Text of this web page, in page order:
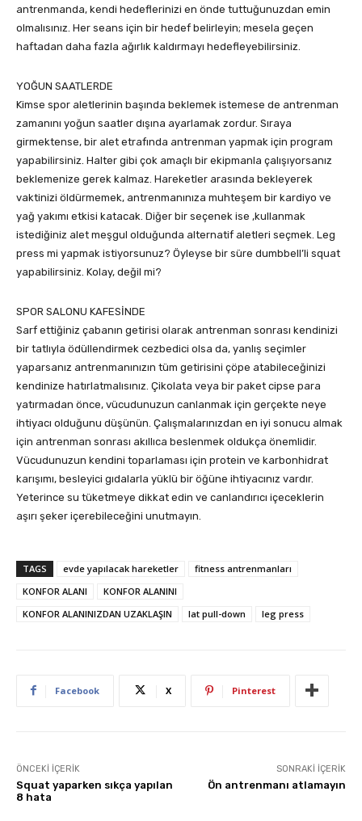
antrenmanda, kendi hedeflerinizi en önde tuttuğunuzdan emin
olmalısınız. Her seans için bir hedef belirleyin; mesela geçen
haftadan daha fazla ağırlık kaldırmayı hedefleyebilirsiniz.
YOĞUN SAATLERDE
Kimse spor aletlerinin başında beklemek istemese de antrenman
zamanını yoğun saatler dışına ayarlamak zordur. Sıraya
girmektense, bir alet etrafında antrenman yapmak için program
yapabilirsiniz. Halter gibi çok amaçlı bir ekipmanla çalışıyorsanız
beklemenize gerek kalmaz. Hareketler arasında bekleyerek
vaktinizi öldürmemek, antrenmanınıza muhteşem bir kardiyo ve
yağ yakımı etkisi katacak. Diğer bir seçenek ise ,kullanmak
istediğiniz alet meşgul olduğunda alternatif aletleri seçmek. Leg
press mi yapmak istiyorsunuz? Öyleyse bir süre dumbbell’li squat
yapabilirsiniz. Kolay, değil mi?
SPOR SALONU KAFESİNDE
Sarf ettiğiniz çabanın getirisi olarak antrenman sonrası kendinizi
bir tatlıyla ödüllendirmek cezbedici olsa da, yanlış seçimler
yaparsanız antrenmanınızın tüm getirisini çöpe atabileceğinizi
kendinize hatırlatmalısınız. Çikolata veya bir paket cipse para
yatırmadan önce, vücudunuzun canlanmak için gerçekte neye
ihtiyacı olduğunu düşünün. Çalışmalarınızdan en iyi sonucu almak
için antrenman sonrası akıllıca beslenmek oldukça önemlidir.
Vücudunuzun kendini toparlaması için protein ve karbonhidrat
karışımı, besleyici gıdalarla yüklü bir öğüne ihtiyacınız vardır.
Yeterince su tüketmeye dikkat edin ve canlandırıcı içeceklerin
aşırı şeker içerebileceğini unutmayın.
TAGS evde yapılacak hareketler
fitness antrenmanları
KONFOR ALANI
KONFOR ALANINI
KONFOR ALANINIZDAN UZAKLAŞIN
lat pull-down leg press
Facebook X Pinterest
ÖNCEKI İÇERIK
Squat yaparken sıkça yapılan
8 hata
SONRAKI İÇERIK
Ön antrenmanı atlamayın